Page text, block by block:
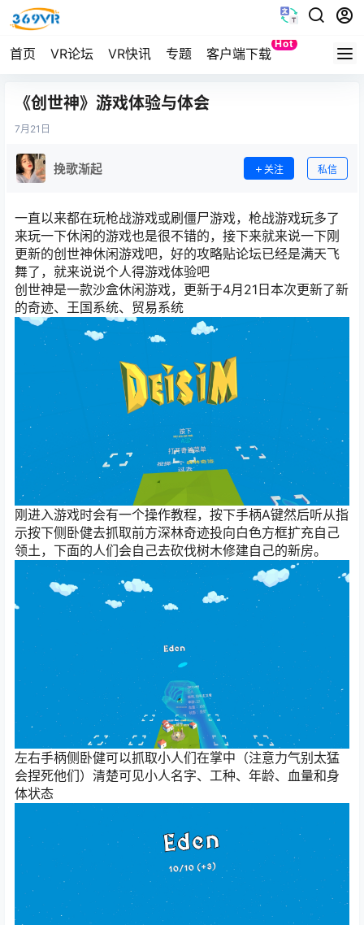
首页 VR论坛 VR快讯 专题 客户端下载
Hot
Quest
《创世神》游戏体验与体会
7月 21日
挽歌渐起 关注 私信
一直以来都在玩枪战游戏或刷僵尸游戏，枪战游戏玩多了
来玩一下休闲的游戏也是很不错的，接下来就来说一下刚
更新的创世神休闲游戏吧，好的攻略贴论坛已经是满天飞
舞了，就来说说个人得游戏体验吧
创世神是一款沙盒休闲游戏，更新于4月21日本次更新了新
的奇迹、王国系统、贸易系统
刚进入游戏时会有一个操作教程，按下手柄A键然后听从指
示按下侧卧健去抓取前方深林奇迹投向白色方框扩充自己
领土，下面的人们会自己去砍伐树木修建自己的新房。
左右手柄侧卧健可以抓取小人们在掌中（注意力气别太猛
会捏死他们）清楚可见小人名字、工种、年龄、血量和身
体状态